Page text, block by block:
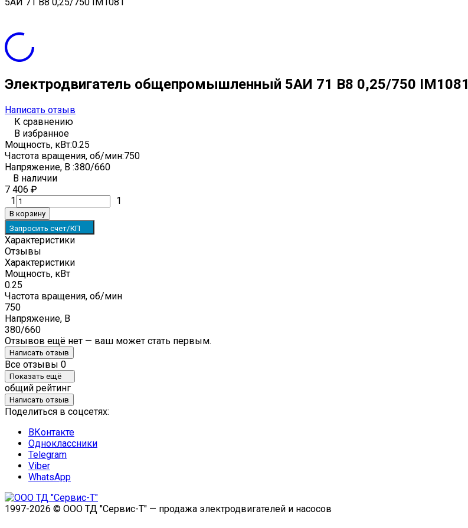
Электродвигатель общепромышленный 5АИ 71 В8 0,25/750 IM1081
Написать отзыв
К сравнению
В избранное
Мощность, кВт:0.25
Частота вращения, об/мин:750
Напряжение, В :380/660
В наличии
7 406 ₽
1
1
В корзину
Запросить счет/КП
Характеристики
Отзывы
Характеристики
Мощность, кВт
0.25
Частота вращения, об/мин
750
Напряжение, В
380/660
Отзывов ещё нет — ваш может стать первым.
Написать отзыв
Все отзывы 0
Показать ещё
общий рейтинг
Написать отзыв
Поделиться в соцсетях:
ВКонтакте
Одноклассники
Telegram
Viber
WhatsApp
1997-2026 © ООО ТД "Сервис-Т" — продажа электродвигателей и насосов